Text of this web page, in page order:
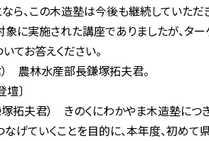
なら、この木造塾は今後も継続していた
に実施された講座でありましたが、タ
てお答えください。
農林水産部長鎌塚拓夫君。
〕
拓夫君） きのくにわかやま木造塾につ
げていくことを目的に、本年度、初め